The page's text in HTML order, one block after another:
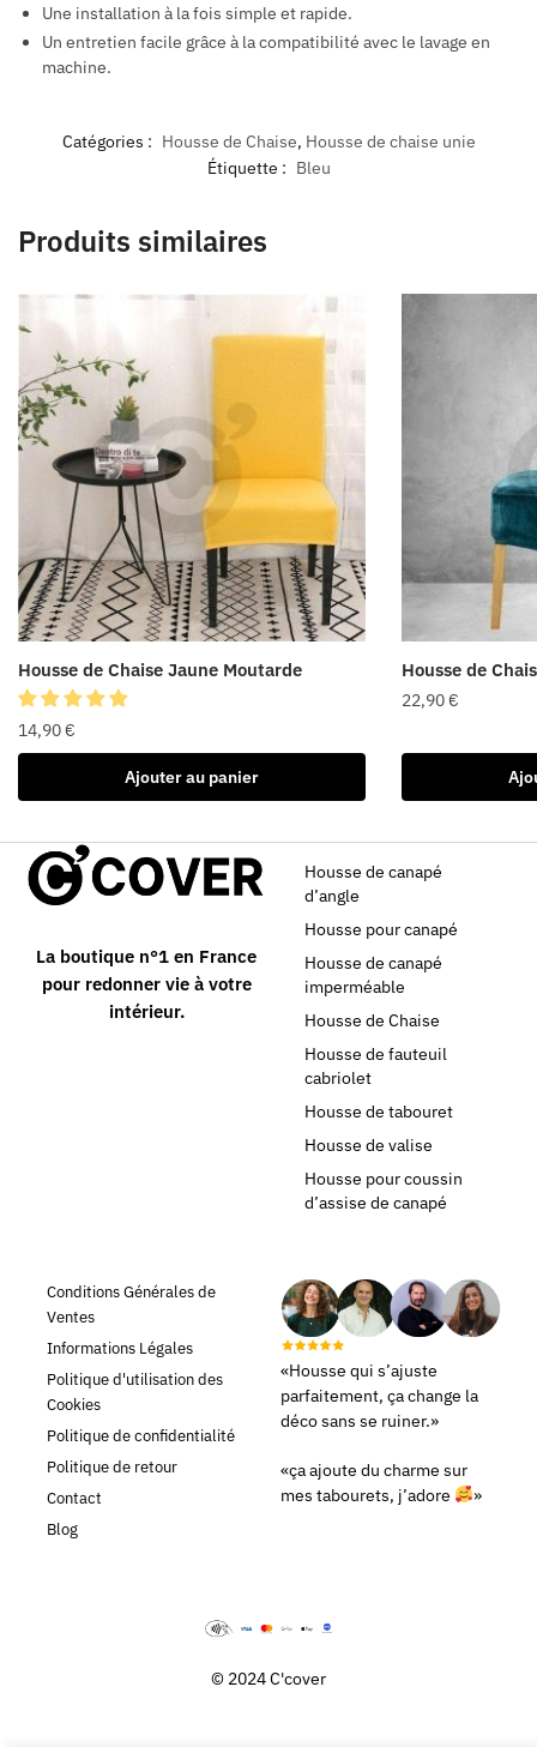
Une installation à la fois simple et rapide.
Un entretien facile grâce à la compatibilité avec le lavage en
machine.
Catégories : Housse de Chaise, Housse de chaise unie
Étiquette : Bleu
Produits similaires
Housse de Chaise Jaune Moutarde
14,90€
Ajouter au panier
Housse de
22,90€
La boutique n°1 en France
pour redonner vie à votre
intérieur.
Housse de canapé
d’angle
Housse pour canapé
Housse de canapé
imperméable
Housse de Chaise
Housse de fauteuil
cabriolet
Housse de tabouret
Housse de valise
Housse pour coussin
d’assise de canapé
Conditions Générales de
Ventes
Informations Légales
Politique d'utilisation des
Cookies
Politique de confidentialité
Politique de retour
Contact
Blog
«Housse qui s’ajuste
parfaitement, ça change la
déco sans se ruiner.»
«ça ajoute du charme sur
mes tabourets, j’adore
»
© 2024 C'cover